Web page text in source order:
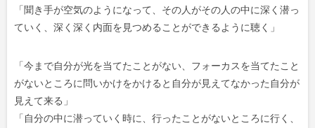
「聞き手が空気のようになって、 その人がその人の中に深く潜っ
ていく、 深く深く内面を見つめることができるように聴く」
「今まで自分が光を当てたことがない、フォーカスを当てたこと
がないところに問いかけをかけると自分が見えてなかった自分が
見えて来る 」
「自分の中に潜っていく時に、行ったことがないところに行く、